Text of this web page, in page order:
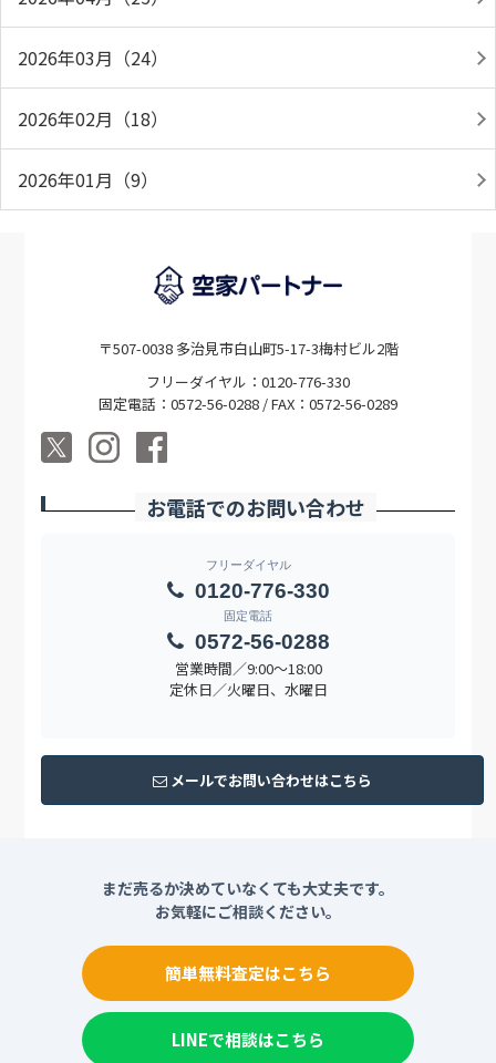
2026年03月（24）
2026年02月（18）
2026年01月（9）
〒507-0038 多治見市白山町5-17-3梅村ビル2階
フリーダイヤル：0120-776-330
固定電話：0572-56-0288 / FAX：0572-56-0289
お電話でのお問い合わせ
営業時間／9:00〜18:00
定休日／火曜日、水曜日
フリーダイヤル
0120-776-330
固定電話
0572-56-0288
メールでお問い合わせはこちら
まだ売るか決めていなくても大丈夫です。
お気軽にご相談ください。
簡単無料査定はこちら
LINEで相談はこちら